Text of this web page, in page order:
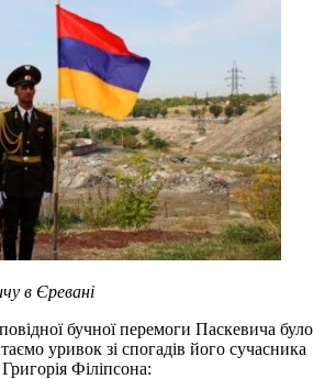
в Єревані
бучної перемоги Паскевича було
уривок зі спогадів його сучасника
Філіпсона: